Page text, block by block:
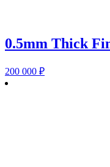
0.5mm Thick
200 000 ₽